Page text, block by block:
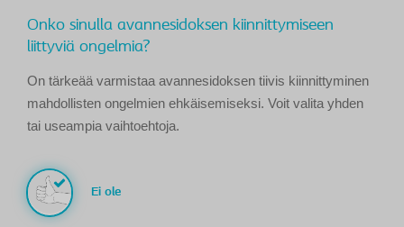
Onko sinulla avannesidoksen kiinnittymiseen
liittyviä ongelmia?
On tärkeää varmistaa avannesidoksen tiivis kiinnittyminen
mahdollisten ongelmien ehkäisemiseksi. Voit valita yhden
tai useampia vaihtoehtoja.
Ei ole